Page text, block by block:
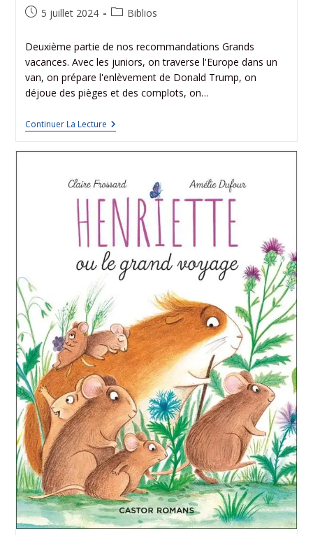
5 juillet 2024 Biblios
Deuxième partie de nos recommandations Grands
vacances. Avec les juniors, on traverse l'Europe dans un
van, on prépare l'enlèvement de Donald Trump, on
déjoue des pièges et des complots, on…
Continuer La Lecture